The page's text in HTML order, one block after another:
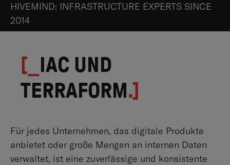
HIVEMIND: INFRASTRUCTURE EXPERTS SINCE
2014
[_ IAC UND
TERRAFORM.]
Für jedes Unternehmen, das digitale Produkte
anbietet oder große Mengen an internen Daten
verwaltet, ist eine zuverlässige und konsistente